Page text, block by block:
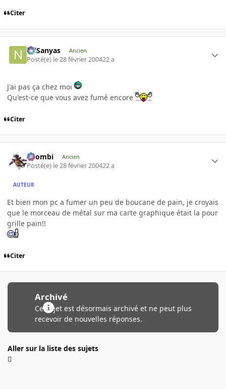
Citer
NilSanyas Ancien
Posté(e) le 28 février 200422 a
J'ai pas ça chez moi
Qu'est-ce que vous avez fumé encore
Citer
XZombi Ancien
Posté(e) le 28 février 200422 a
AUTEUR
Et bien mon pc a fumer un peu de boucane de pain, je croyais
que le morceau de métal sur ma carte graphique était la pour
grille pain!!
Citer
Archivé
Ce sujet est désormais archivé et ne peut plus
recevoir de nouvelles réponses.
Aller sur la liste des sujets